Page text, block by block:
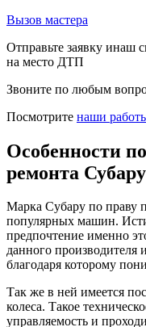
Вызов мастера
Отправьте заявку инаш
на место ДТП
Звоните по любым
Посмотрите наши
Особенности
ремонта Субару
Марка Субару по праву
популярных машин.
предпочтение именно
данного производителя
благодаря которому
Так же в ней имеется
колеса. Такое
управляемость и